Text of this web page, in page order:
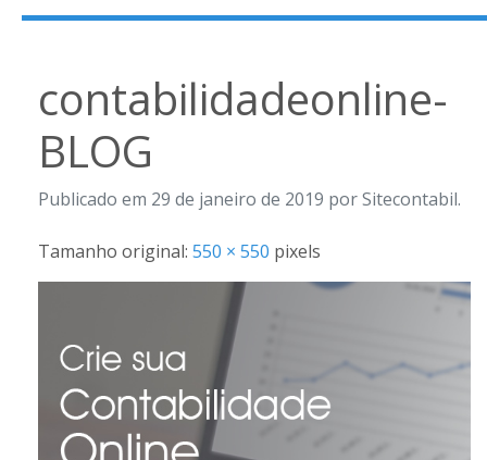
contabilidadeonline-
BLOG
Publicado em 29 de janeiro de 2019 por Sitecontabil.
Tamanho original: 550 × 550 pixels